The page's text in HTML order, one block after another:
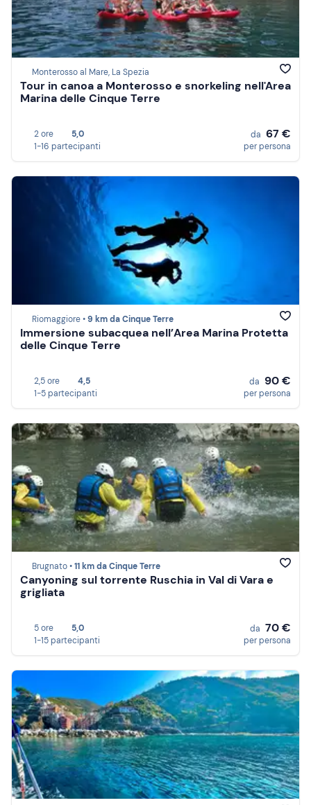
Monterosso al Mare, La Spezia
Tour in canoa a Monterosso e snorkeling nell'Area
Marina delle Cinque Terre
2 ore
5,0
1-16 partecipanti
da 67 €
per persona
Riomaggiore •9 km da Cinque Terre
Immersione subacquea nell’Area Marina Protetta
delle Cinque Terre
2,5 ore
4,5
1-5 partecipanti
da 90 €
per persona
Brugnato •11 km da Cinque Terre
Canyoning sul torrente Ruschia in Val di Vara e
grigliata
5 ore
5,0
1-15 partecipanti
da 70 €
per persona